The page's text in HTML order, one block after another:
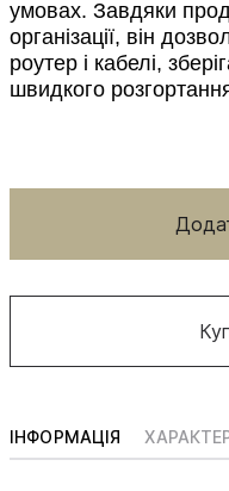
умовах. Завдяки
організації, він
роутер і кабелі,
швидкого
ІНФОРМАЦІЯ